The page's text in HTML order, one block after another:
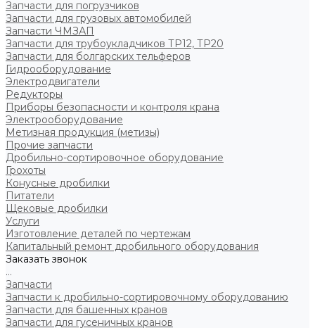
Запчасти для погрузчиков
Запчасти для грузовых автомобилей
Запчасти ЧМЗАП
Запчасти для трубоукладчиков ТР12, ТР20
Запчасти для болгарских тельферов
Гидрооборудование
Электродвигатели
Редукторы
Приборы безопасности и контроля крана
Электрооборудование
Метизная продукция (метизы)
Прочие запчасти
Дробильно-сортировочное оборудование
Грохоты
Конусные дробилки
Питатели
Щековые дробилки
Услуги
Изготовление деталей по чертежам
Капитальный ремонт дробильного оборудования
Заказать звонок
...
Запчасти
Запчасти к дробильно-сортировочному оборудованию
Запчасти для башенных кранов
Запчасти для гусеничных кранов